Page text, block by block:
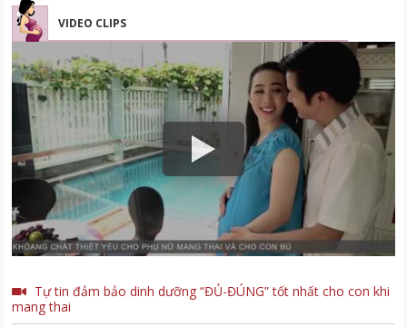
VIDEO CLIPS
Tự tin đảm bảo dinh dưỡng “ĐỦ-ĐÚNG” tốt nhất cho con khi
mang thai